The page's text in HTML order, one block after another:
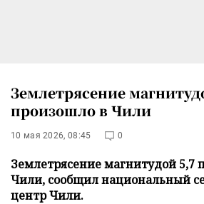
Землетрясение
произошло в Чили
10 мая 2026, 08:45 0
Землетрясение магнитудой 5,7
Чили, сообщил национальный
центр Чили.